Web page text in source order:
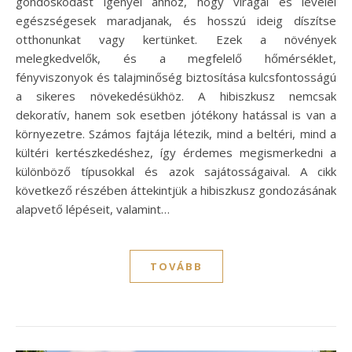
egészségesek maradjanak, és hosszú ideig díszítse
otthonunkat vagy kertünket. Ezek a növények
melegkedvelők, és a megfelelő hőmérséklet,
fényviszonyok és talajminőség biztosítása kulcsfontosságú
a sikeres növekedésükhöz. A hibiszkusz nemcsak
dekoratív, hanem sok esetben jótékony hatással is van a
környezetre. Számos fajtája létezik, mind a beltéri, mind a
kültéri kertészkedéshez, így érdemes megismerkedni a
különböző típusokkal és azok sajátosságaival. A cikk
következő részében áttekintjük a hibiszkusz gondozásának
alapvető lépéseit, valamint…
TOVÁBB